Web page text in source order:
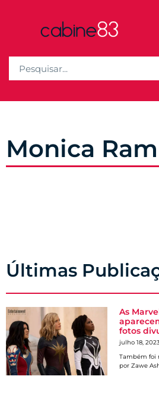
Monica
Últimas
As
fotos
julho 18, 2023
Também foi
por Zawe